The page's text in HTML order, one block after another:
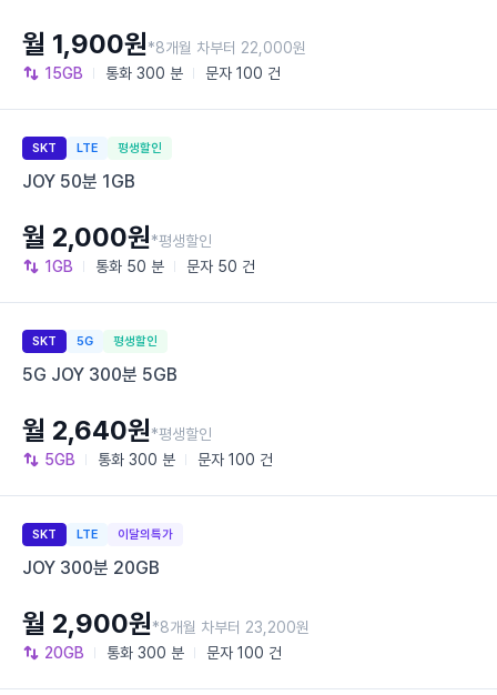
15GB 통화 300 분 문자 100 건
월 1,900원*8개월 차부터 22,000원
SKT LTE 평생할인
JOY 50분 1GB
1GB 통화 50 분 문자 50 건
월 2,000원*평생할인
SKT 5G 평생할인
5G JOY 300분 5GB
5GB 통화 300 분 문자 100 건
월 2,640원*평생할인
SKT LTE 이달의특가
JOY 300분 20GB
20GB 통화 300 분 문자 100 건
월 2,900원*8개월 차부터 23,200원